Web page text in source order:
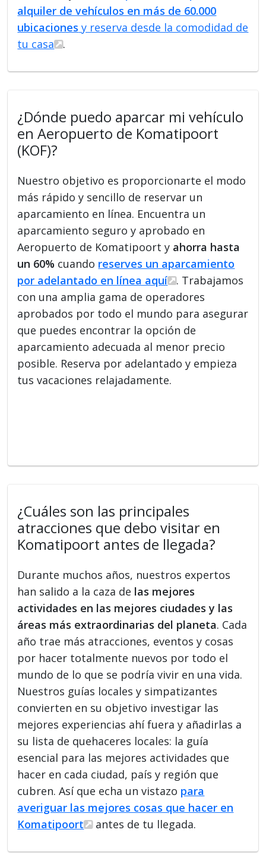
alquiler de vehículos en más de 60.000
ubicaciones y reserva desde la comodidad de
tu casa
.
¿Dónde puedo aparcar mi vehículo
en Aeropuerto de Komatipoort
(KOF)?
Nuestro objetivo es proporcionarte el modo
más rápido y sencillo de reservar un
aparcamiento en línea. Encuentra un
aparcamiento seguro y aprobado en
Aeropuerto de Komatipoort y ahorra hasta
un 60% cuando reserves un aparcamiento
por adelantado en línea aquí
. Trabajamos
con una amplia gama de operadores
aprobados por todo el mundo para asegurar
que puedes encontrar la opción de
aparcamiento adecuada al menor precio
posible. Reserva por adelantado y empieza
tus vacaciones relajadamente.
¿Cuáles son las principales
atracciones que debo visitar en
Komatipoort antes de llegada?
Durante muchos años, nuestros expertos
han salido a la caza de las mejores
actividades en las mejores ciudades y las
áreas más extraordinarias del planeta. Cada
año trae más atracciones, eventos y cosas
por hacer totalmente nuevos por todo el
mundo de lo que se podría vivir en una vida.
Nuestros guías locales y simpatizantes
convierten en su objetivo investigar las
mejores experiencias ahí fuera y añadirlas a
su lista de quehaceres locales: la guía
esencial para las mejores actividades que
hacer en cada ciudad, país y región que
cubren. Así que echa un vistazo para
averiguar las mejores cosas que hacer en
Komatipoort
antes de tu llegada.